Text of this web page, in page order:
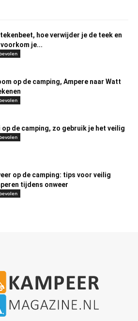
tekenbeet, hoe verwijder je de teek en
voorkom je...
op de camping, Ampere naar Watt
op de camping, zo gebruik je het veilig
op de camping: tips voor veilig
tijdens onweer